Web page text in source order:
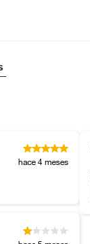
hace 4 meses